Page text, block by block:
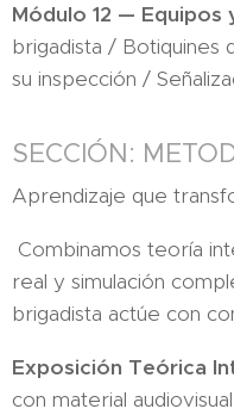
Módulo 12 — Equipos
brigadista / Botiquines
su inspección /
SECCIÓN:
Aprendizaje que
Combinamos teoría
real y simulación
brigadista actúe con
Exposición Teórica
con material